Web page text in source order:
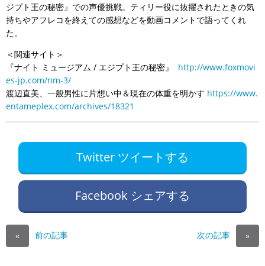
ジプト王の秘密』での声優挑戦。ティリー役に抜擢されたときの気
持ちやアフレコを終えての感想などを動画コメントで語ってくれ
た。
＜関連サイト＞
『ナイト ミュージアム / エジプト王の秘密』 http://www.foxmovi
es-jp.com/nm-3/
渡辺直美、一般男性に片想い中＆現在の体重を明かす https://www.
entameplex.com/archives/18321
Twitter ツイートする
Facebook シェアする
« 前の記事 次の記事 »